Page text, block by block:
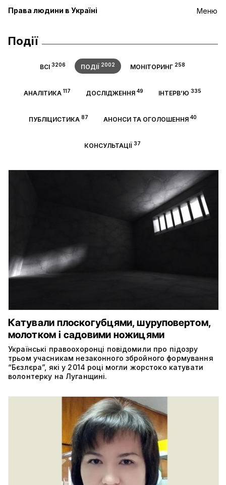
Меню
Права людини в Україні
Події
ВСІ 3206 ПОДІЇ 2002 МОНІТОРИНГ 258
АНАЛІТИКА 117 ДОСЛІДЖЕННЯ 49 ІНТЕРВ’Ю 335
ПУБЛІЦИСТИКА 87 АНОНСИ ТА ОГОЛОШЕННЯ40
КОНСУЛЬТАЦІЇ 37
Катували плоскогубцями, шуруповертом,
молотком і садовими ножицями
Українські правоохоронці повідомили про підозру
трьом учасникам незаконного збройного формування
“Бєзлєра”, які у 2014 році могли жорстоко катувати
волонтерку на Луганщині.